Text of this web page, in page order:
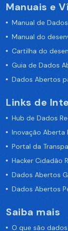
Manuais e
Manual de
Manual do
Cartilha do
Guia de Dados
Dados Abertos
Links de
Hub de Dados
Inovação Aberta
Portal da
Hacker Cidadão
Dados Abertos
Dados Abertos
Saiba mais
O que são